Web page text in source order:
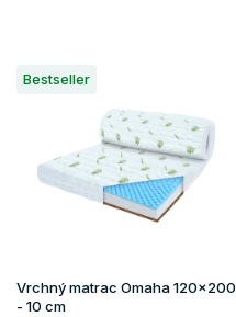
Bestseller
Vrchný matrac Omaha 120x200
- 10 cm